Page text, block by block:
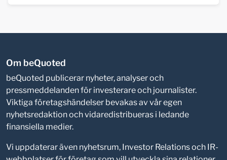
Om beQuoted
beQuoted publicerar nyheter, analyser och
pressmeddelanden för investerare och journalister.
Viktiga företagshändelser bevakas av vår egen
nyhetsredaktion och vidaredistribueras i ledande
finansiella medier.
Vi uppdaterar även nyhetsrum, Investor Relations och IR-